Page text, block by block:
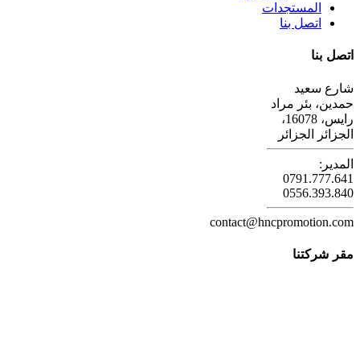
المستجدات
اتصل بنا
اتصل بنا
شارع سعيد
حمدين، بئر مراد
رايس، 16078،
الجزائر الجزائر
المدير:
0791.777.641
0556.393.840
contact@hncpromotion.com
مقر شركتنا